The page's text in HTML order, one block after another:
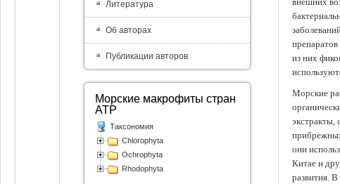
из них
Морские
экстракты,
они
Китае и
развития.
Литература
Об авторах
Публикации авторов
Морские макрофиты стран
АТР
Таксономия
Chlorophyta
Ochrophyta
Rhodophyta